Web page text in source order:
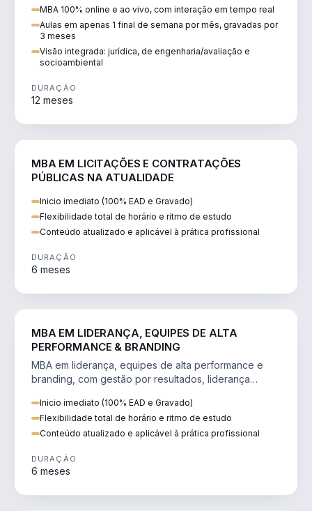
MBA 100% online e ao vivo, com interação em tempo real
Aulas em apenas 1 final de semana por mês, gravadas por
3 meses
Visão integrada: jurídica, de engenharia/avaliação e
socioambiental
DURAÇÃO
12 meses
MBA EM LICITAÇÕES E CONTRATAÇÕES
PÚBLICAS NA ATUALIDADE
Inicio imediato (100% EAD e Gravado)
Flexibilidade total de horário e ritmo de estudo
Conteúdo atualizado e aplicável à prática profissional
DURAÇÃO
6 meses
MBA EM LIDERANÇA, EQUIPES DE ALTA
PERFORMANCE & BRANDING
MBA em liderança, equipes de alta performance e
branding, com gestão por resultados, liderança
Inicio imediato (100% EAD e Gravado)
Flexibilidade total de horário e ritmo de estudo
Conteúdo atualizado e aplicável à prática profissional
DURAÇÃO
6 meses